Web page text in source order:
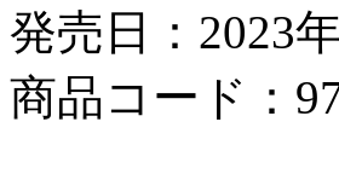
発売日：2023
商品コード：